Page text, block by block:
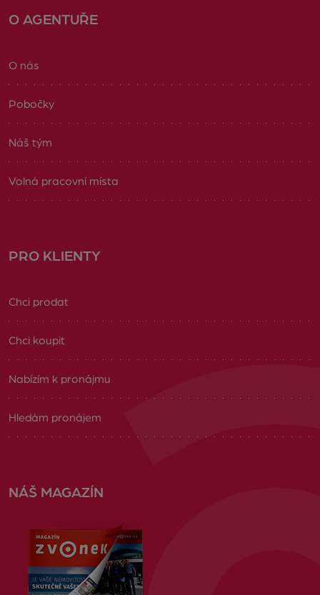
O AGENTUŘE
O nás
Pobočky
Náš tým
Volná pracovní místa
PRO KLIENTY
Chci prodat
Chci koupit
Nabízím k pronájmu
Hledám pronájem
NÁŠ MAGAZÍN